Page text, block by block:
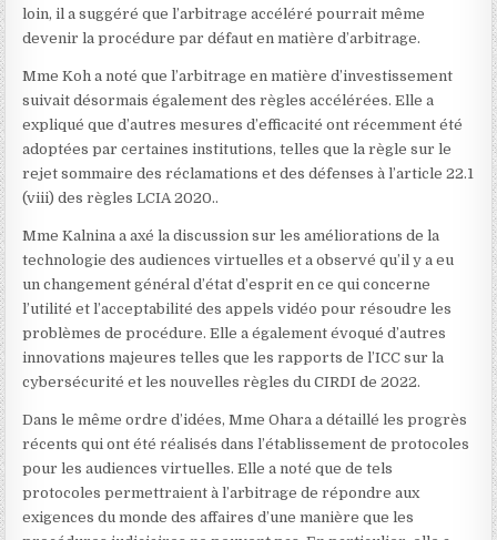
loin, il a suggéré que l’arbitrage accéléré pourrait même
devenir la procédure par défaut en matière d’arbitrage.
Mme Koh a noté que l’arbitrage en matière d’investissement
suivait désormais également des règles accélérées. Elle a
expliqué que d’autres mesures d’efficacité ont récemment été
adoptées par certaines institutions, telles que la règle sur le
rejet sommaire des réclamations et des défenses à l’article 22.1
(viii) des règles LCIA 2020..
Mme Kalnina a axé la discussion sur les améliorations de la
technologie des audiences virtuelles et a observé qu’il y a eu
un changement général d’état d’esprit en ce qui concerne
l’utilité et l’acceptabilité des appels vidéo pour résoudre les
problèmes de procédure. Elle a également évoqué d’autres
innovations majeures telles que les rapports de l’ICC sur la
cybersécurité et les nouvelles règles du CIRDI de 2022.
Dans le même ordre d’idées, Mme Ohara a détaillé les progrès
récents qui ont été réalisés dans l’établissement de protocoles
pour les audiences virtuelles. Elle a noté que de tels
protocoles permettraient à l’arbitrage de répondre aux
exigences du monde des affaires d’une manière que les